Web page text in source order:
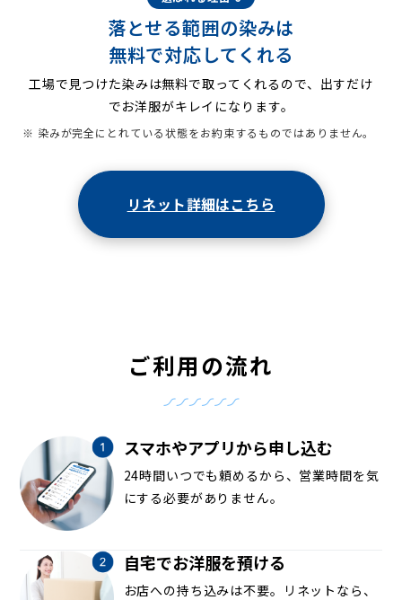
落とせる範囲の染みは
無料で対応してくれる
工場で見つけた染みは無料で取ってくれるので、出すだけ
でお洋服がキレイになります。
※ 染みが完全にとれている状態をお約束するものではありません。
リネット詳細はこちら
ご利用の流れ
スマホやアプリから申し込む
24時間いつでも頼めるから、営業時間を気
にする必要がありません。
自宅でお洋服を預ける
お店への持ち込みは不要。リネットなら、